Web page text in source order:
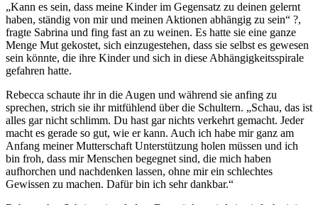
„Kann es sein, dass meine Kinder im Gegensatz zu deinen gelernt
haben, ständig von mir und meinen Aktionen abhängig zu sein“ ?,
fragte Sabrina und fing fast an zu weinen. Es hatte sie eine ganze
Menge Mut gekostet, sich einzugestehen, dass sie selbst es gewesen
sein könnte, die ihre Kinder und sich in diese Abhängigkeitsspirale
gefahren hatte.
Rebecca schaute ihr in die Augen und während sie anfing zu
sprechen, strich sie ihr mitfühlend über die Schultern. „Schau, das ist
alles gar nicht schlimm. Du hast gar nichts verkehrt gemacht. Jeder
macht es gerade so gut, wie er kann. Auch ich habe mir ganz am
Anfang meiner Mutterschaft Unterstützung holen müssen und ich
bin froh, dass mir Menschen begegnet sind, die mich haben
aufhorchen und nachdenken lassen, ohne mir ein schlechtes
Gewissen zu machen. Dafür bin ich sehr dankbar.“